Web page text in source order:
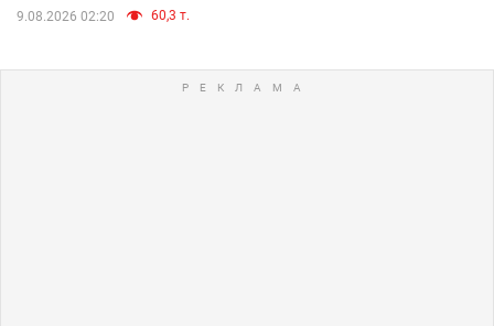
9.08.2026 02:20 60,3 т.